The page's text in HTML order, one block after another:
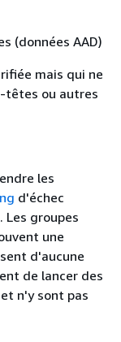
(données AAD)
mais qui ne
têtes ou autres
les
d'échec
Les groupes
une
d'aucune
de lancer des
n'y sont pas